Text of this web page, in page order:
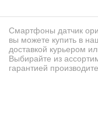
Смартфоны датчик
вы можете купить в
доставкой курьером
Выбирайте из
гарантией